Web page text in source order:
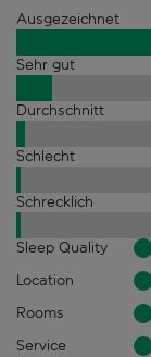
Ausgezeichnet
Sehr gut
Durchschnitt
Schlecht
Schrecklich
Sleep Quality
Location
Rooms
Service